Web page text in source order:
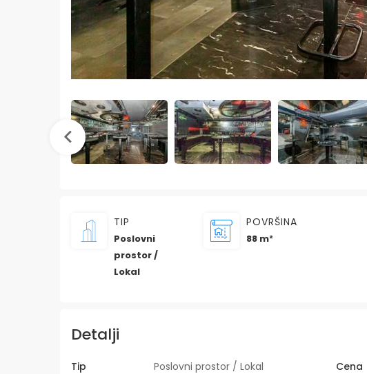
TIP
Poslovni
prostor /
Lokal
POVRŠINA
88 m²
Detalji
Tip Poslovni prostor / Lokal Cena